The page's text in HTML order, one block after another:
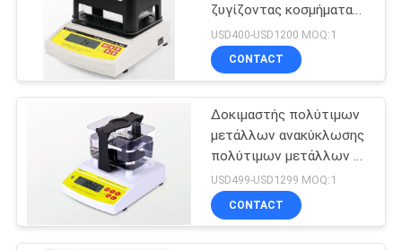
ζυγίζοντας κοσμήματα
ζυγίζοντας ζυγαριά
Χρυσός δοκιμαστής
ανιχνευτής καθαρότητας
USD400-USD1200 MOQ:1
CONTACT
Δοκιμαστής πολύτιμων
μετάλλων ανακύκλωσης
πολύτιμων μετάλλων με
μεγάλη χωρητικότητα
μέτρησης
USD499-USD1299 MOQ:1
CONTACT